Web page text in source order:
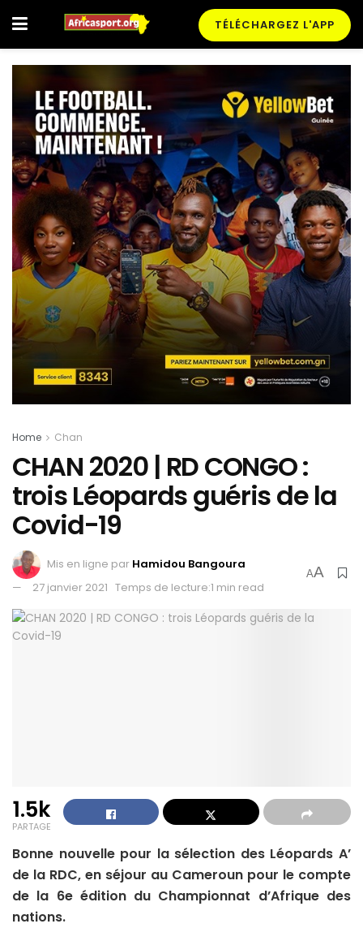
TÉLÉCHARGEZ L'APP
Home Chan
CHAN 2020 | RD CONGO :
trois Léopards guéris de la
Covid-19
Mis en ligne par Hamidou Bangoura
27 janvier 2021 Temps de lecture:1 min read
AA
1.5k
PARTAGE
Bonne nouvelle pour la sélection des Léopards A’
de la RDC, en séjour au Cameroun pour le compte
de la 6e édition du Championnat d’Afrique des
nations.